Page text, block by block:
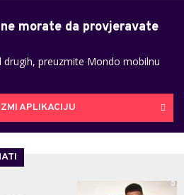
morate da provjeravate
preuzmite Mondo mobilnu
APLIKACIJU
0